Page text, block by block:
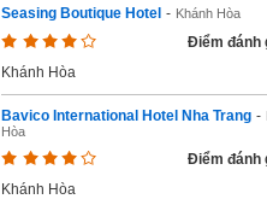
Seasing Boutique Hotel - Khánh Hòa
Điểm đánh
Khánh Hòa
Bavico International Hotel Nha Trang -
Hòa
Điểm đánh
Khánh Hòa